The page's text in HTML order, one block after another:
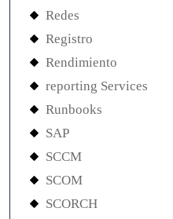
Redes
Registro
Rendimiento
reporting Services
Runbooks
SAP
SCCM
SCOM
SCORCH